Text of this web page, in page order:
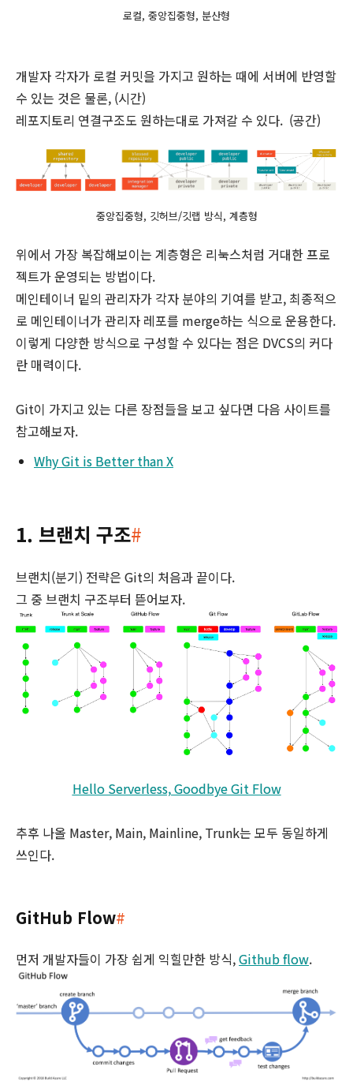
로컬, 중앙집중형, 분산형
개발자 각자가 로컬 커밋을 가지고 원하는 때에 서버에 반영할
수 있는 것은 물론, (시간)
레포지토리 연결구조도 원하는대로 가져갈 수 있다. (공간)
중앙집중형, 깃허브/깃랩 방식, 계층형
위에서 가장 복잡해보이는 계층형은 리눅스처럼 거대한 프로
젝트가 운영되는 방법이다.
메인테이너 밑의 관리자가 각자 분야의 기여를 받고, 최종적으
로 메인테이너가 관리자 레포를 merge하는 식으로 운용한다.
이렇게 다양한 방식으로 구성할 수 있다는 점은 DVCS의 커다
란 매력이다.
Git이 가지고 있는 다른 장점들을 보고 싶다면 다음 사이트를
참고해보자.
Why Git is Better than X
1. 브랜치 구조#
브랜치(분기) 전략은 Git의 처음과 끝이다.
그 중 브랜치 구조부터 뜯어보자.
Hello Serverless, Goodbye Git Flow
추후 나올 Master, Main, Mainline, Trunk는 모두 동일하게
쓰인다.
GitHub Flow#
먼저 개발자들이 가장 쉽게 익힐만한 방식,Github flow.